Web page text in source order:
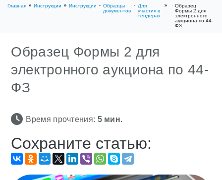
Главная Инструкции Инструкции
Образцы
документов
Для
участия в
тендерах
Образец
Формы 2 для
электронного
аукциона по 44-
ФЗ
Образец Формы 2 для
электронного аукциона по 44-
ФЗ
Время прочтения: 5мин.
Сохраните статью: